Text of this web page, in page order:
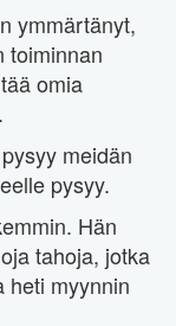
ymmärtänyt,
toiminnan
omia
meidän
pysyy.
Hän
tahoja, jotka
heti myynnin